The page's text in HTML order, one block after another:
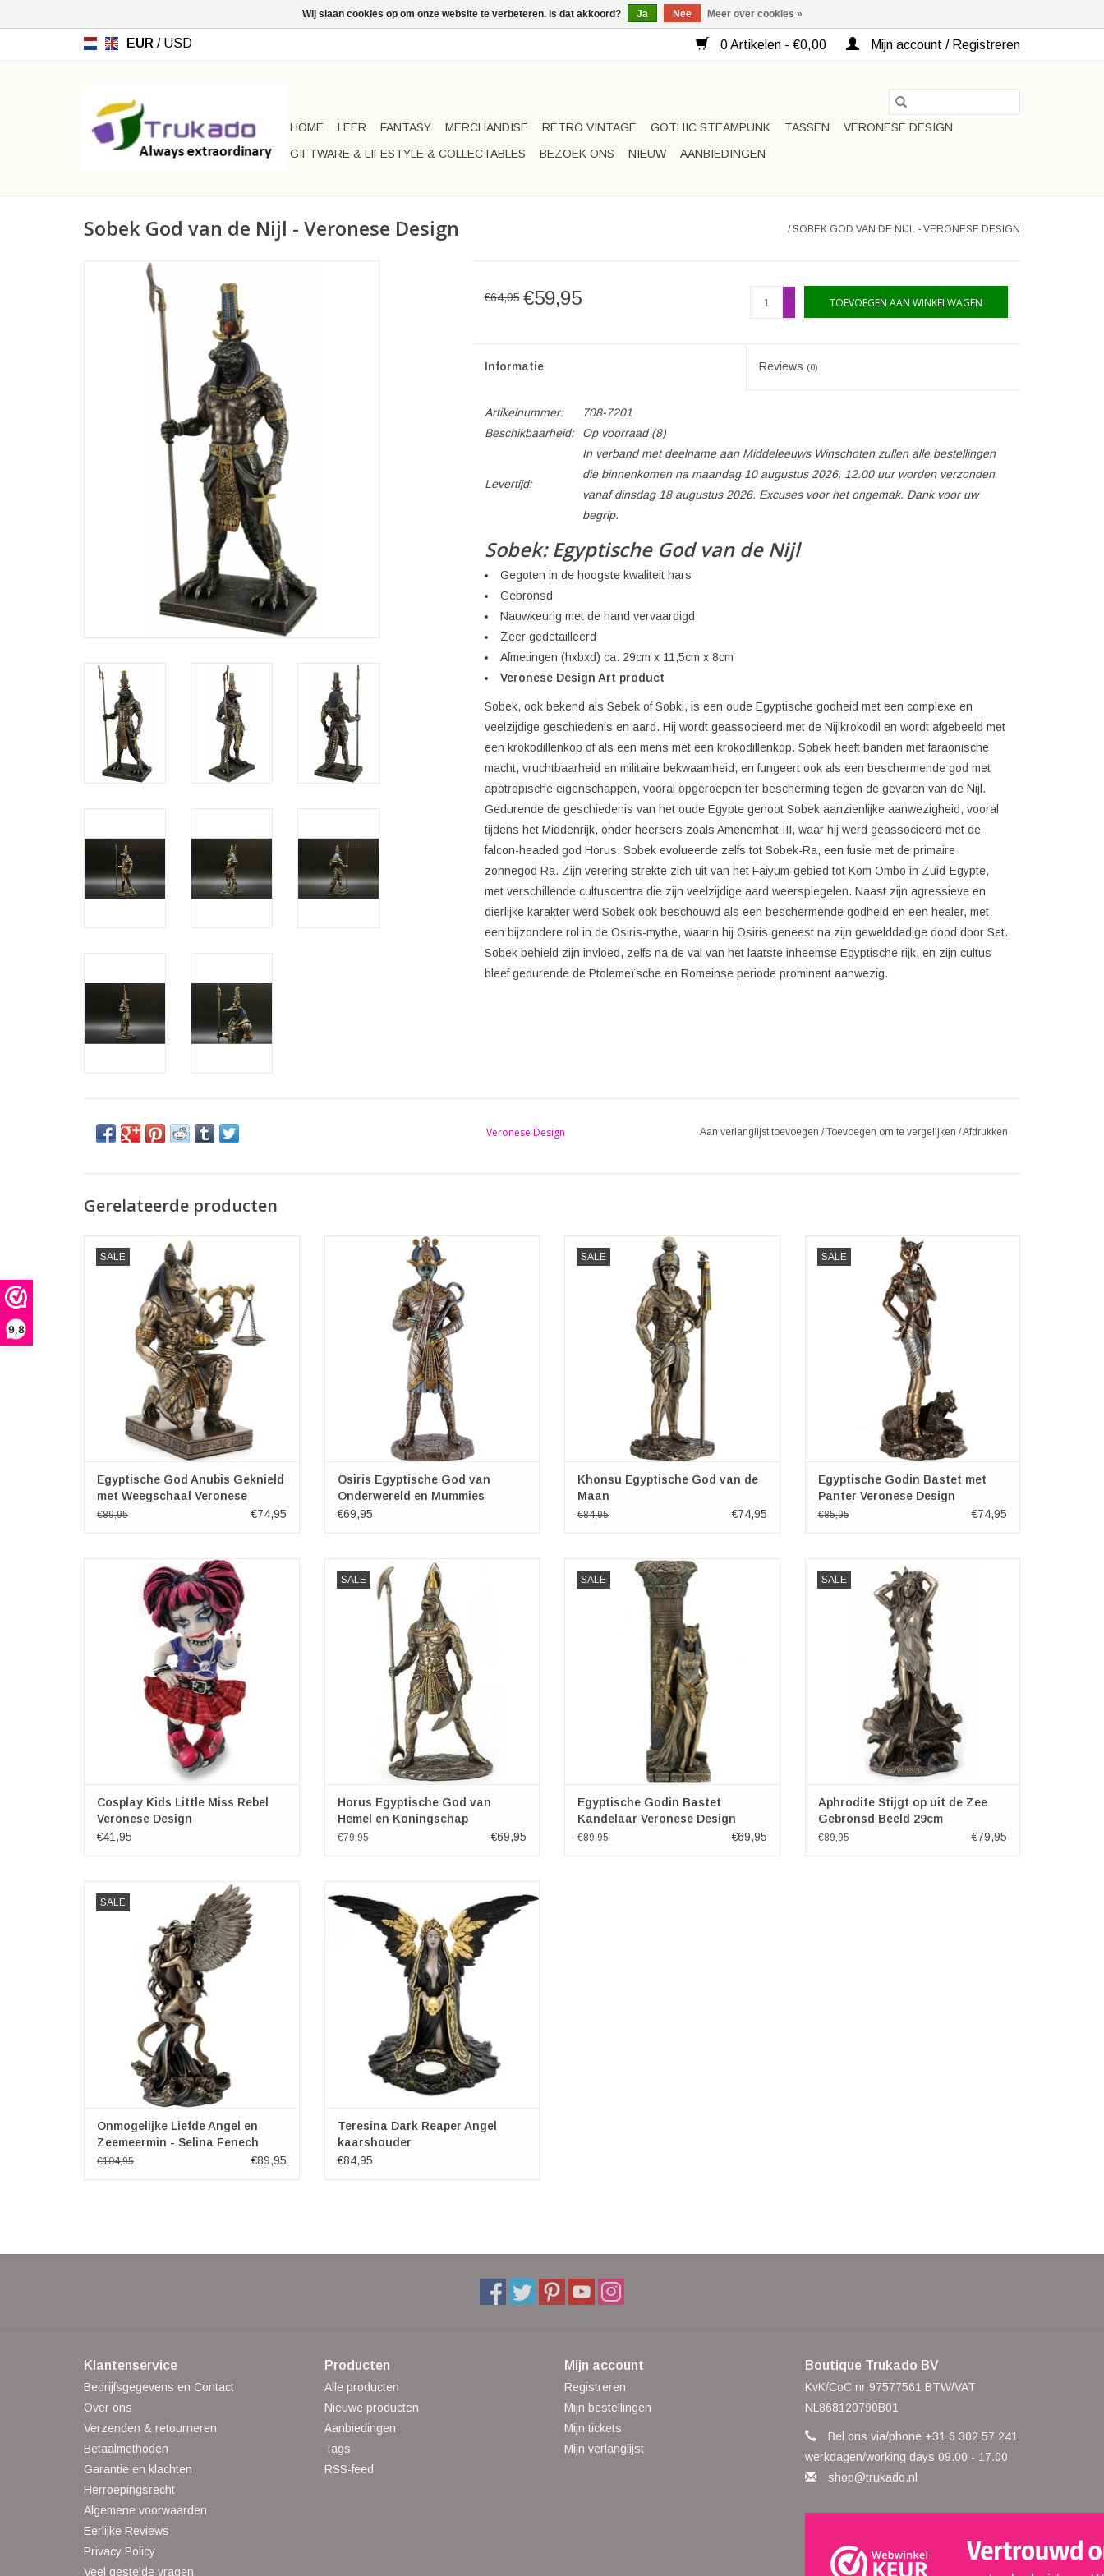
9,8
EUR / USD 0 Artikelen - €0,00 Mijn account / Registreren
HOME LEER FANTASY MERCHANDISE RETRO VINTAGE GOTHIC STEAMPUNK TASSEN
VERONESE DESIGN
GIFTWARE & LIFESTYLE & COLLECTABLES
BEZOEK ONS NIEUW AANBIEDINGEN
Sobek God van de Nijl - Veronese Design /SOBEK GOD VAN DE NIJL - VERONESE DESIGN
€64,95 €59,95
+
-
TOEVOEGEN AAN WINKELWAGEN
Informatie Reviews (0)
Artikelnummer:
708-7201
Beschikbaarheid:
Op voorraad(8)
Levertijd:
In verband met deelname aan Middeleeuws Winschoten zullen alle bestellingen
die binnenkomen na maandag 10 augustus 2026, 12.00 uur worden verzonden
vanaf dinsdag 18 augustus 2026. Excuses voor het ongemak. Dank voor uw
begrip.
Sobek: Egyptische God van de Nijl
Gegoten in de hoogste kwaliteit hars
Gebronsd
Nauwkeurig met de hand vervaardigd
Zeer gedetailleerd
Afmetingen (hxbxd) ca. 29cm x 11,5cm x 8cm
Veronese Design Art product
Sobek, ook bekend als Sebek of Sobki, is een oude Egyptische godheid met een complexe en
veelzijdige geschiedenis en aard. Hij wordt geassocieerd met de Nijlkrokodil en wordt afgebeeld met
een krokodillenkop of als een mens met een krokodillenkop. Sobek heeft banden met faraonische
macht, vruchtbaarheid en militaire bekwaamheid, en fungeert ook als een beschermende god met
apotropische eigenschappen, vooral opgeroepen ter bescherming tegen de gevaren van de Nijl.
Gedurende de geschiedenis van het oude Egypte genoot Sobek aanzienlijke aanwezigheid, vooral
tijdens het Middenrijk, onder heersers zoals Amenemhat III, waar hij werd geassocieerd met de
falcon-headed god Horus. Sobek evolueerde zelfs tot Sobek-Ra, een fusie met de primaire
zonnegod Ra. Zijn verering strekte zich uit van het Faiyum-gebied tot Kom Ombo in Zuid-Egypte,
met verschillende cultuscentra die zijn veelzijdige aard weerspiegelen. Naast zijn agressieve en
dierlijke karakter werd Sobek ook beschouwd als een beschermende godheid en een healer, met
een bijzondere rol in de Osiris-mythe, waarin hij Osiris geneest na zijn gewelddadige dood door Set.
Sobek behield zijn invloed, zelfs na de val van het laatste inheemse Egyptische rijk, en zijn cultus
bleef gedurende de Ptolemeïsche en Romeinse periode prominent aanwezig.
Veronese Design Aan verlanglijst toevoegen /Toevoegen om te vergelijken /Afdrukken
Gerelateerde producten
SALEEgyptische God Anubis Geknield met
Weegschaal Veronese Design
Veronese Design
Afmetingen: (hxbxd) ca. 18,5cm x 9cm x
10cm
TOEVOEGEN AAN WINKELWAGEN
Egyptische God Anubis Geknield
met Weegschaal Veronese
Design
€89,95 €74,95
Osiris Egyptische God van Onderwereld en
Mummies
Veronese Design
Afmetingen: (hxbxd) ca. 27cm x 10,5cm x
8,5cm
TOEVOEGEN AAN WINKELWAGEN
Osiris Egyptische God van
Onderwereld en Mummies
€69,95
SALE
Khonsu Egyptische God van de Maan
Veronese Design
Afmetingen: (hxbxd) ca.31,5cm x 15,5cm x
6cm
TOEVOEGEN AAN WINKELWAGEN
Khonsu Egyptische God van de
Maan
€84,95 €74,95
SALE
Egyptische Godin Bastet met Panter
Veronese Design
Afmetingen: (hxbxd) ca. 26cm x 11cm x 9cm
TOEVOEGEN AAN WINKELWAGEN
Egyptische Godin Bastet met
Panter Veronese Design
€85,95 €74,95
Cosplay Kids Little Miss Rebel
Veronese Design
Afmetingen: (hxbxd) ca. 15cm x 8cm x 7cm
TOEVOEGEN AAN WINKELWAGEN
Cosplay Kids Little Miss Rebel
Veronese Design
€41,95
SALE
Horus Egyptische God van Hemel en
Koningschap
Veronese Design
Afmetingen: (hxbxd) ca. 26cm x 15cm x
10,5cm
TOEVOEGEN AAN WINKELWAGEN
Horus Egyptische God van
Hemel en Koningschap
€79,95 €69,95
SALE
Egyptische Godin Bastet Kandelaar
Veronese Design
Afmetingen: (hxbxd) ca. 27,5cm x 8cm x
7cm
TOEVOEGEN AAN WINKELWAGEN
Egyptische Godin Bastet
Kandelaar Veronese Design
€89,95 €69,95
SALE
Aphrodite (Oudgrieks: Ἀφροδίτη, Aphrodítē) is
in de Griekse mythologie de godin van
onder andere de liefde, de schoonheid, de
seksualiteit en de vruchtbaarheid.
Sommigen beschouwen haar ook als de
godin van het evenwicht. Ze is
voortgekomen uit de Fenicis
TOEVOEGEN AAN WINKELWAGEN
Aphrodite Stijgt op uit de Zee
Gebronsd Beeld 29cm
€89,95 €79,95
SALE
Onmogelijke liefde door Selina Fenech -
Veronese Design
Deze prachtige gebronsd voorstelling toont
een moment van liefde en verlangen tussen
twee zeer verschillende wezens - een engel
en een zeemeermin.
TOEVOEGEN AAN WINKELWAGEN
Onmogelijke Liefde Angel en
Zeemeermin - Selina Fenech
€104,95 €89,95
haar eigen etherische ontwerpers, is deze
prachtig gedetailleerde engel van zwart en
goud donkerder dan we ons hadden
voorgesteld. Met de naam Teresina, wat
‘The Reaper’ betekent, knielt deze
verleidster op de grond,
TOEVOEGEN AAN WINKELWAGEN
Teresina Dark Reaper Angel
kaarshouder
€84,95
Klantenservice
Bedrijfsgegevens en Contact
Over ons
Verzenden & retourneren
Betaalmethoden
Garantie en klachten
Herroepingsrecht
Algemene voorwaarden
Eerlijke Reviews
Privacy Policy
Veel gestelde vragen
Producten
Alle producten
Nieuwe producten
Aanbiedingen
Tags
RSS-feed
Mijn account
Registreren
Mijn bestellingen
Mijn tickets
Mijn verlanglijst
Boutique Trukado BV
KvK/CoC nr 97577561 BTW/VAT
NL868120790B01
Bel ons via/phone +31 6 302 57 241
werkdagen/working days 09.00 - 17.00
shop@trukado.nl
Wij slaan cookies op om onze website te verbeteren. Is dat akkoord? Ja Nee Meer over cookies »